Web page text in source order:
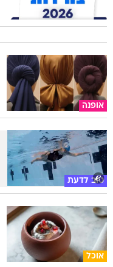
אופנה
טוב לדעת
אוכל